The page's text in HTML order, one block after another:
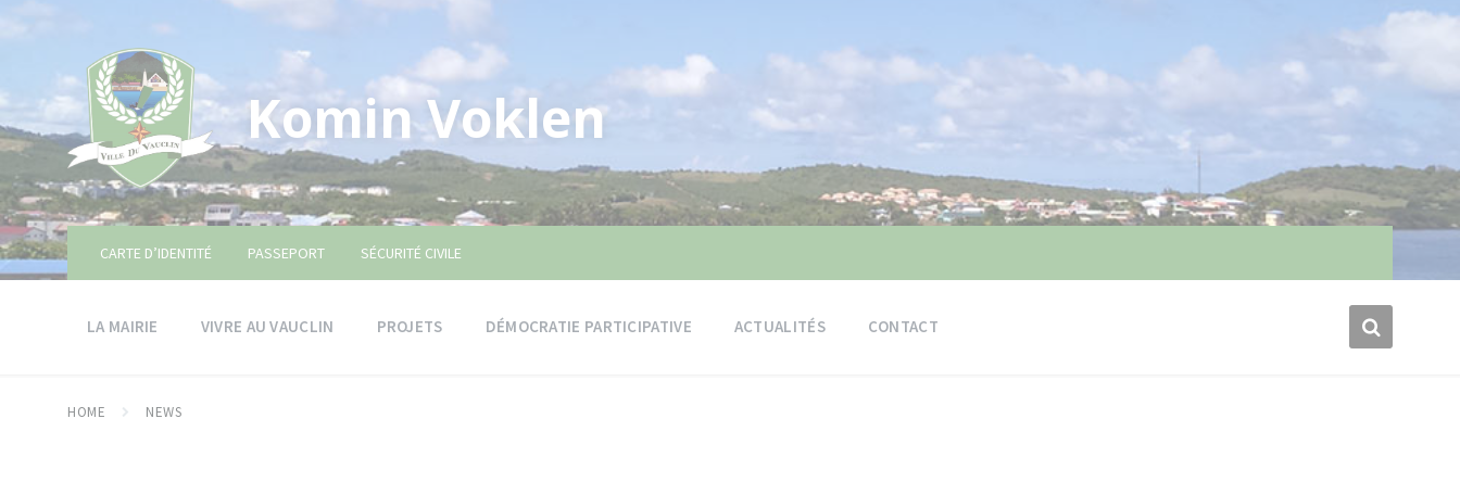
Komin Voklen
CARTE D’IDENTITÉ PASSEPORT SÉCURITÉ CIVILE
LA MAIRIE VIVRE AU VAUCLIN PROJETS DÉMOCRATIE PARTICIPATIVE ACTUALITÉS CONTACT
HOME NEWS